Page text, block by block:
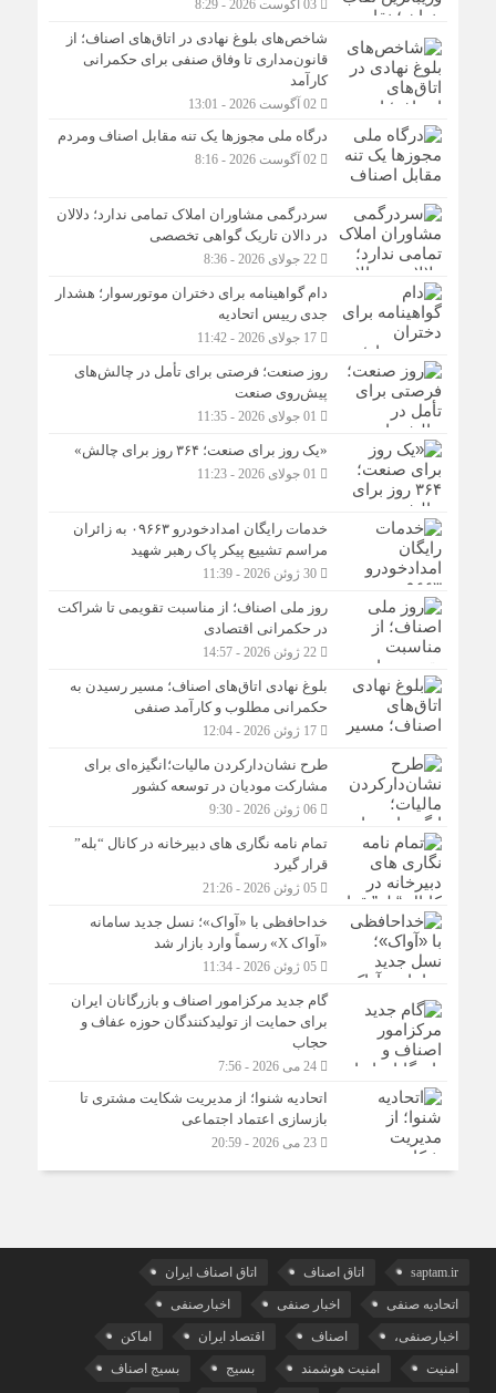
03 آگوست 2026 - 8:29
شاخص‌های بلوغ نهادی در اتاق‌های اصناف؛ از
قانون‌مداری تا وفاق صنفی برای حکمرانی
کارآمد
02 آگوست 2026 - 13:01
درگاه ملی مجوزها یک تنه مقابل اصناف ومردم
02 آگوست 2026 - 8:16
سردرگمی مشاوران املاک تمامی ندارد؛ دلالان
در دالان تاریک گواهی تخصصی
22 جولای 2026 - 8:36
دام گواهینامه برای دختران موتورسوار؛ هشدار
جدی رییس اتحادیه
17 جولای 2026 - 11:42
روز صنعت؛ فرصتی برای تأمل در چالش‌های
پیش‌روی صنعت
«یک روز برای صنعت؛ ۳۶۴ روز برای چالش»
خدمات رایگان امدادخودرو ۰۹۶۶۳ به زائران
مراسم تشییع پیکر پاک رهبر شهید
30 ژوئن 2026 - 11:39
روز ملی اصناف؛ از مناسبت تقویمی تا شراکت
در حکمرانی اقتصادی
22 ژوئن 2026 - 14:57
بلوغ نهادی اتاق‌های اصناف؛ مسیر رسیدن به
حکمرانی مطلوب و کارآمد صنفی
17 ژوئن 2026 - 12:04
طرح نشان‌دارکردن مالیات؛انگیزه‌ای برای
مشارکت مودیان در توسعه کشور
06 ژوئن 2026 - 9:30
تمام نامه نگاری های دبیرخانه در کانال “بله”
قرار گیرد
05 ژوئن 2026 - 21:26
خداحافظی با «آواک»؛ نسل جدید سامانه
«آواک X» رسماً وارد بازار شد
05 ژوئن 2026 - 11:34
گام جدید مرکزامور اصناف و بازرگانان ایران
برای حمایت از تولیدکنندگان حوزه عفاف و
حجاب
24 می 2026 - 7:56
اتحادیه شنوا؛ از مدیریت شکایت مشتری تا
بازسازی اعتماد اجتماعی ‌
23 می 2026 - 20:59
saptam.ir اتاق اصناف اتاق اصناف ایران
اتحادیه صنفی اخبار صنفی اخبارصنفی
اخبارصنفی، اصناف اقتصاد ایران اماکن
امنیت امنیت هوشمند بسیج بسیج اصناف